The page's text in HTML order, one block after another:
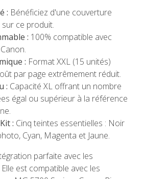
: Bénéficiez d'une couverture
ce produit.
: 100% compatible avec
: Format XXL (15 unités)
par page extrêmement réduit.
: Capacité XL offrant un nombre
égal ou supérieur à la référence
: Cinq teintes essentielles : Noir
Cyan, Magenta et Jaune.
parfaite avec les
est compatible avec les